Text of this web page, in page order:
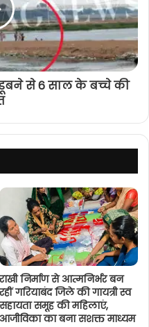
डूबने से 6 साल के बच्चे की
राखी निर्माण से आत्मनिर्भर बन
रहीं गरियाबंद जिले की गायत्री स्व
सहायता समूह की महिलाएं,
आजीविका का बना सशक्त माध्यम